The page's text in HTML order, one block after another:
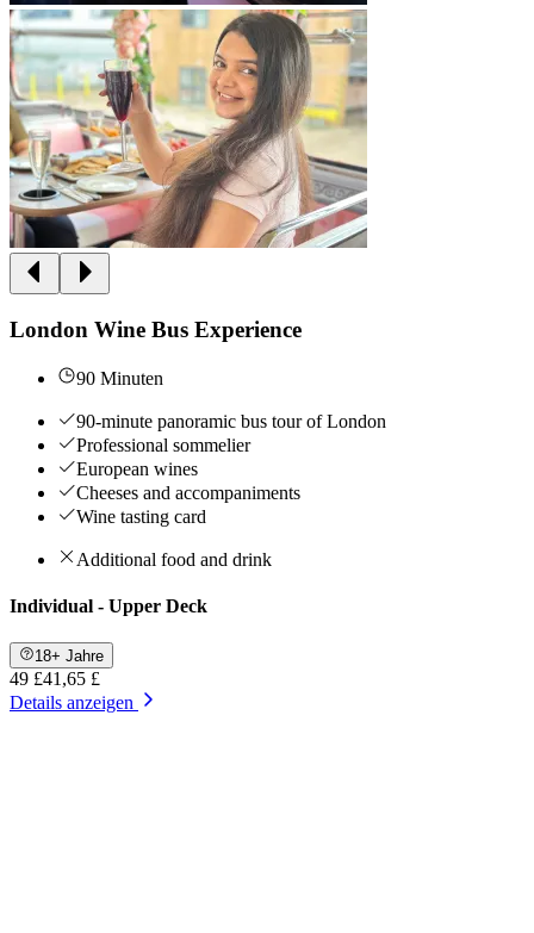
London Wine Bus Experience
90 Minuten
90-minute panoramic bus tour of London
Professional sommelier
European wines
Cheeses and accompaniments
Wine tasting card
Additional food and drink
Individual - Upper Deck
18+ Jahre
49 £41,65 £
Details anzeigen